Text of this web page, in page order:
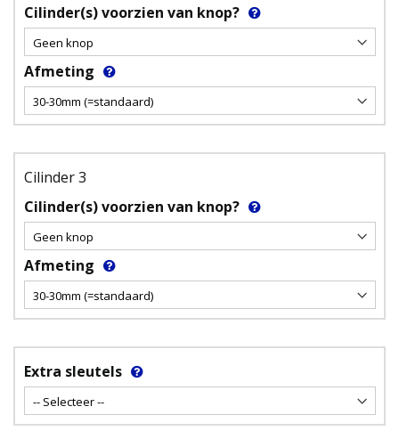
Cilinder(s) voorzien van knop?
Afmeting
Cilinder 3
Cilinder(s) voorzien van knop?
Afmeting
Extra sleutels